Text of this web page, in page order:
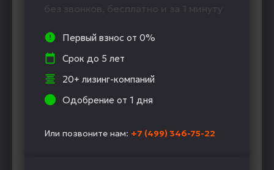
без звонков, бесплатно и за 1 минуту
Первый взнос от 0%
Срок до 5 лет
20+ лизинг-компаний
Одобрение от 1 дня
Или позвоните нам: +7 (499) 346-75-22